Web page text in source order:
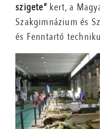
szigete”kert, a
Szakgimnázium és
és Fenntartó